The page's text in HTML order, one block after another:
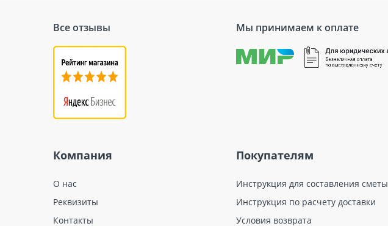
Все отзывы Мы принимаем к оплате
Компания
О нас
Реквизиты
Контакты
Покупателям
Инструкция для составления сметы
Инструкция по расчету доставки
Условия возврата